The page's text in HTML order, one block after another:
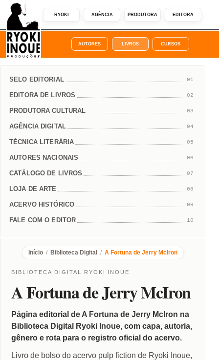
RYOKI AGÊNCIA PRODUTORA EDITORA
AUTORES LIVROS CURSOS
SELO EDITORIAL 01
EDITORA DE LIVROS 02
PRODUTORA CULTURAL 03
AGÊNCIA DIGITAL 04
TÉCNICA LITERÁRIA 05
AUTORES NACIONAIS 06
CATÁLOGO DE LIVROS 07
LOJA DE ARTE 08
ACERVO HISTÓRICO 09
FALE COM O EDITOR 10
Início / Biblioteca Digital / A Fortuna de Jerry McIron
BIBLIOTECA DIGITAL RYOKI INOUE
A Fortuna de Jerry McIron
Página editorial de A Fortuna de Jerry McIron na
Biblioteca Digital Ryoki Inoue, com capa, autoria,
gênero e rota para o registro oficial do acervo.
Livro de bolso do acervo pulp fiction de Ryoki Inoue,